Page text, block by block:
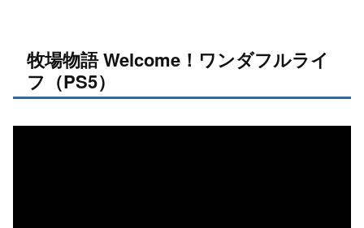
牧場物語 Welcome！ワンダフルライ
フ（PS5）